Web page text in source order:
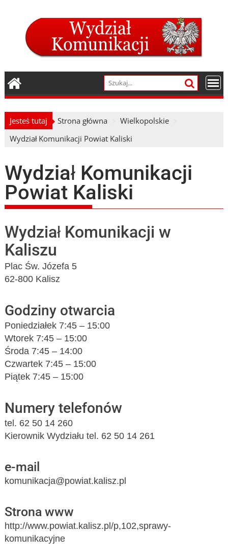
Jesteś tutaj Strona główna
Wielkopolskie
Wydział Komunikacji Powiat Kaliski
Wydział Komunikacji
Powiat Kaliski
Wydział Komunikacji w
Kaliszu
Plac Św. Józefa 5
62-800 Kalisz
Godziny otwarcia
Poniedziałek 7:45 – 15:00
Wtorek 7:45 – 15:00
Środa 7:45 – 14:00
Czwartek 7:45 – 15:00
Piątek 7:45 – 15:00
Numery telefonów
tel. 62 50 14 260
Kierownik Wydziału tel. 62 50 14 261
e-mail
komunikacja@powiat.kalisz.pl
Strona www
http://www.powiat.kalisz.pl/p,102,sprawy-
komunikacyjne